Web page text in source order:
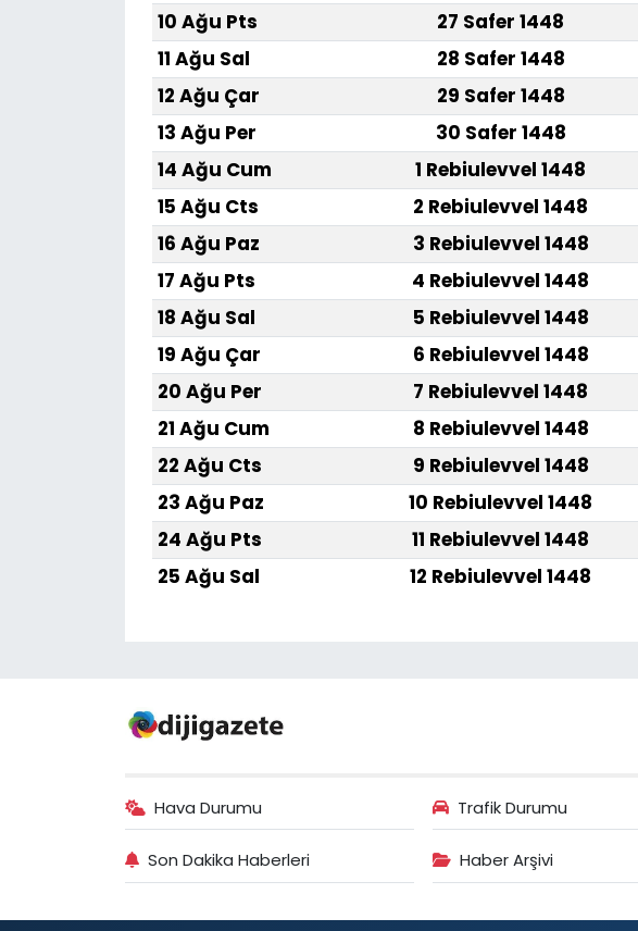
10 Ağu Pts
27 Safer 1448
11 Ağu Sal
28 Safer 1448
12 Ağu Çar
29 Safer 1448
13 Ağu Per
30 Safer 1448
14 Ağu Cum
1 Rebiulevvel 1448
15 Ağu Cts
2 Rebiulevvel 1448
16 Ağu Paz
3 Rebiulevvel 1448
17 Ağu Pts
4 Rebiulevvel 1448
18 Ağu Sal
5 Rebiulevvel 1448
19 Ağu Çar
6 Rebiulevvel 1448
20 Ağu Per
7 Rebiulevvel 1448
21 Ağu Cum
8 Rebiulevvel 1448
22 Ağu Cts
9 Rebiulevvel 1448
23 Ağu Paz
10 Rebiulevvel 1448
24 Ağu Pts
11 Rebiulevvel 1448
25 Ağu Sal
12 Rebiulevvel 1448
Hava Durumu Trafik Durumu
Son Dakika Haberleri Haber Arşivi